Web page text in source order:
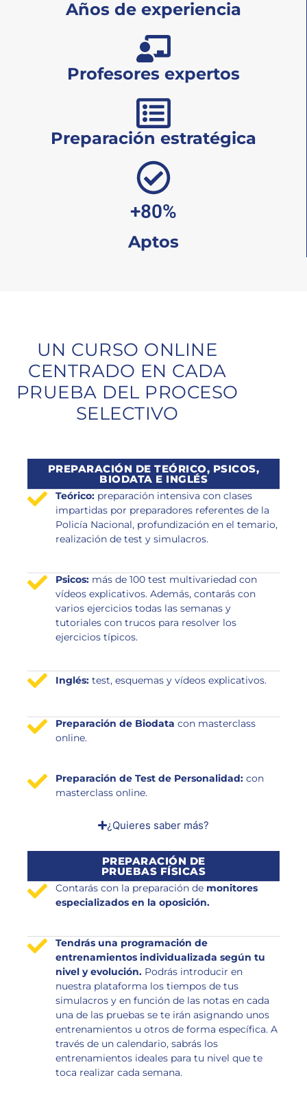
Años de experiencia
Profesores expertos
Preparación estratégica
+80%
Aptos
UN CURSO ONLINE
CENTRADO EN CADA
PRUEBA DEL PROCESO
SELECTIVO
PREPARACIÓN DE TEÓRICO, PSICOS,
BIODATA E INGLÉS
Teórico: preparación intensiva con clases
impartidas por preparadores referentes de la
Policía Nacional, profundización en el temario,
realización de test y simulacros.
Psicos: más de 100 test multivariedad con
vídeos explicativos. Además, contarás con
varios ejercicios todas las semanas y
tutoriales con trucos para resolver los
ejercicios típicos.
Inglés: test, esquemas y vídeos explicativos.
Preparación de Biodata con masterclass
online.
Preparación de Test de Personalidad: con
masterclass online.
¿Quieres saber más?
PREPARACIÓN DE
PRUEBAS FÍSICAS
Contarás con la preparación de monitores
especializados en la oposición.
Tendrás una programación de
entrenamientos individualizada según tu
nivel y evolución. Podrás introducir en
nuestra plataforma los tiempos de tus
simulacros y en función de las notas en cada
una de las pruebas se te irán asignando unos
entrenamientos u otros de forma específica. A
través de un calendario, sabrás los
entrenamientos ideales para tu nivel que te
toca realizar cada semana.